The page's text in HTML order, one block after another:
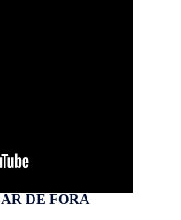
DE FORA